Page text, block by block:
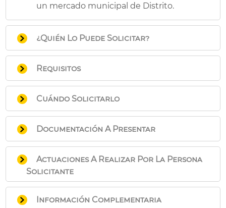
un mercado municipal de Distrito.
¿Quién Lo Puede Solicitar?
La persona titular del puesto.
Requisitos
Manifestar la renuncia expresamente y
dejar el puesto libre, vacío de enseres y a
disposición municipal, entregando las
llaves al encargado del mercado.
Cuándo Solicitarlo
En cualquier momento.
Documentación A Presentar
Instancia de Solicitud General,
señalando la renuncia al puesto. En
caso de realizar la solicitud
electrónicamente en esta Sede,
bastará con cumplimentar el
Actuaciones A Realizar Por La Persona
Solicitante
Información Complementaria